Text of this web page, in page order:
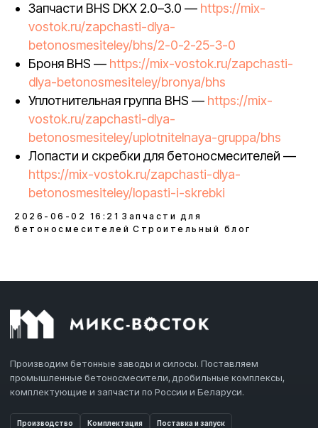
Запчасти BHS DKX 2.0–3.0 — https://mix-
vostok.ru/zapchasti-dlya-
betonosmesiteley/bhs/2-0-2-25-3-0
Броня BHS — https://mix-vostok.ru/zapchasti-
dlya-betonosmesiteley/bronya/bhs
Уплотнительная группа BHS — https://mix-
vostok.ru/zapchasti-dlya-
betonosmesiteley/uplotnitelnaya-gruppa/bhs
Лопасти и скребки для бетоносмесителей —
https://mix-vostok.ru/zapchasti-dlya-
betonosmesiteley/lopasti-i-skrebki
2026-06-02 16:21 Запчасти для
бетоносмесителей Строительный блог
Производим бетонные заводы и силосы. Поставляем
промышленные бетоносмесители, дробильные комплексы,
комплектующие и запчасти по России и Беларуси.
Производство Комплектация Поставка и запуск